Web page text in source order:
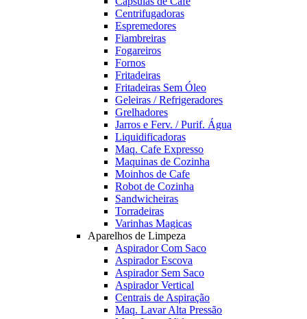
Centrifugadoras
Espremedores
Fiambreiras
Fogareiros
Fornos
Fritadeiras
Fritadeiras Sem Óleo
Geleiras / Refrigeradores
Grelhadores
Jarros e Ferv. / Purif. Água
Liquidificadoras
Maq. Cafe Expresso
Maquinas de Cozinha
Moinhos de Cafe
Robot de Cozinha
Sandwicheiras
Torradeiras
Varinhas Magicas
Aparelhos de Limpeza
Aspirador Com Saco
Aspirador Escova
Aspirador Sem Saco
Aspirador Vertical
Centrais de Aspiração
Maq. Lavar Alta Pressão